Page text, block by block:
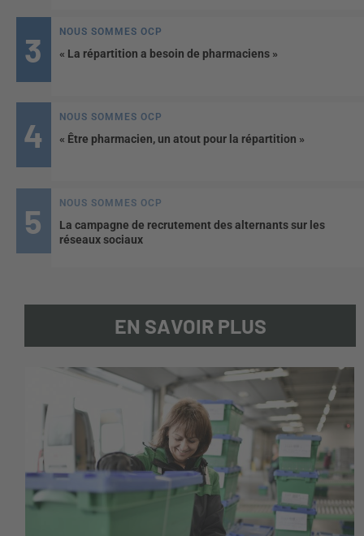
NOUS SOMMES OCP
« La répartition a besoin de pharmaciens »
NOUS SOMMES OCP
« Être pharmacien, un atout pour la répartition »
NOUS SOMMES OCP
La campagne de recrutement des alternants sur les
réseaux sociaux
EN SAVOIR PLUS